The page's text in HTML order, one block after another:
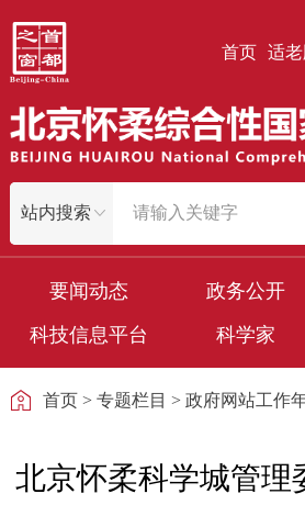
首页 适老
要闻动态 政务公开
科技信息平台
科学家
首页> 专题栏目 > 政府网站工作
北京怀柔科学城管理